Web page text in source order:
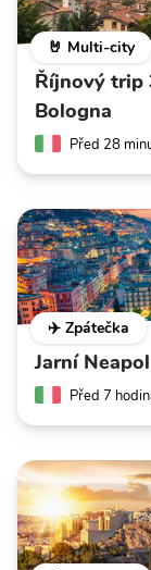
🤘 Multi-city
Říjnový trip
Bologna
Před 28
✈️ Zpátečka
Jarní
Před 7